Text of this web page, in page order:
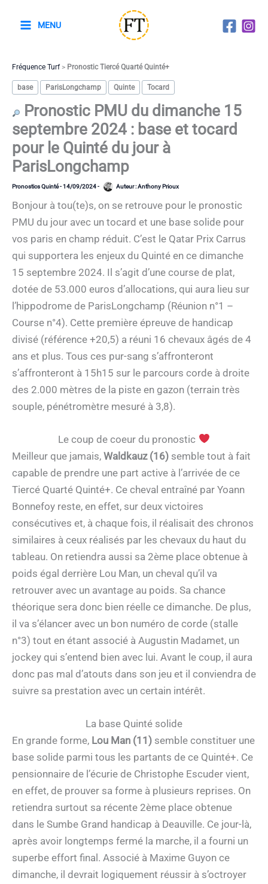
MENU
Fréquence Turf> Pronostic Tiercé Quarté Quinté+
base ParisLongchamp Quinte Tocard
Pronostic PMU du dimanche 15
septembre 2024 : base et tocard
pour le Quinté du jour à
ParisLongchamp
Pronostics Quinté-14/09/2024- Auteur :Anthony Prioux
Bonjour à tou(te)s, on se retrouve pour le pronostic
PMU du jour avec un tocard et une base solide pour
vos paris en champ réduit. C’est le Qatar Prix Carrus
qui supportera les enjeux du Quinté en ce dimanche
15 septembre 2024. Il s’agit d’une course de plat,
dotée de 53.000 euros d’allocations, qui aura lieu sur
l’hippodrome de ParisLongchamp (Réunion n°1 –
Course n°4). Cette première épreuve de handicap
divisé (référence +20,5) a réuni 16 chevaux âgés de 4
ans et plus. Tous ces pur-sang s’affronteront
s’affronteront à 15h15 sur le parcours corde à droite
des 2.000 mètres de la piste en gazon (terrain très
souple, pénétromètre mesuré à 3,8).
Le coup de coeur du pronostic
Meilleur que jamais, Waldkauz (16) semble tout à fait
capable de prendre une part active à l’arrivée de ce
Tiercé Quarté Quinté+. Ce cheval entraîné par Yoann
Bonnefoy reste, en effet, sur deux victoires
consécutives et, à chaque fois, il réalisait des chronos
similaires à ceux réalisés par les chevaux du haut du
tableau. On retiendra aussi sa 2ème place obtenue à
poids égal derrière Lou Man, un cheval qu’il va
retrouver avec un avantage au poids. Sa chance
théorique sera donc bien réelle ce dimanche. De plus,
il va s’élancer avec un bon numéro de corde (stalle
n°3) tout en étant associé à Augustin Madamet, un
jockey qui s’entend bien avec lui. Avant le coup, il aura
donc pas mal d’atouts dans son jeu et il conviendra de
suivre sa prestation avec un certain intérêt.
La base Quinté solide
En grande forme, Lou Man (11) semble constituer une
base solide parmi tous les partants de ce Quinté+. Ce
pensionnaire de l’écurie de Christophe Escuder vient,
en effet, de prouver sa forme à plusieurs reprises. On
retiendra surtout sa récente 2ème place obtenue
dans le Sumbe Grand handicap à Deauville. Ce jour-là,
après avoir longtemps fermé la marche, il a fourni un
superbe effort final. Associé à Maxime Guyon ce
dimanche, il devrait logiquement réussir à s’octroyer